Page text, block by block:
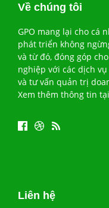
Về chúng tôi
GPO mang lại cho cá
phát triển không
và từ đó, đóng góp
nghiệp với các dịch
và tư vấn quản trị
Xem thêm thông tin
Liên hệ